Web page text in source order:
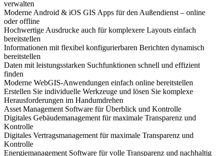
verwalten
Moderne Android & iOS GIS Apps für den Außendienst – online
oder offline
Hochwertige Ausdrucke auch für komplexere Layouts einfach
bereitstellen
Informationen mit flexibel konfigurierbaren Berichten dynamisch
bereitstellen
Daten mit leistungsstarken Suchfunktionen schnell und effizient
finden
Moderne WebGIS-Anwendungen einfach online bereitstellen
Erstellen Sie individuelle Werkzeuge und lösen Sie komplexe
Herausforderungen im Handumdrehen
Asset Management Software für Überblick und Kontrolle
Digitales Gebäudemanagement für maximale Transparenz und
Kontrolle
Digitales Vertragsmanagement für maximale Transparenz und
Kontrolle
Energiemanagement Software für volle Transparenz und nachhaltig